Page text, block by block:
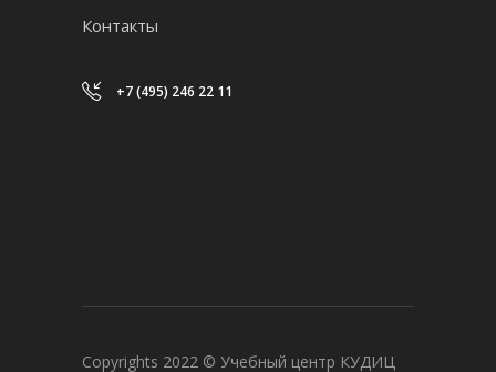
Контакты
+7 (495) 246 22 11
Copyrights 2022 © Учебный центр КУДИЦ